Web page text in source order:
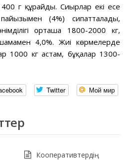
1400 г құрайды. Сиырлар екі есе
пайызымен (4%) сипатталады,
орташа 1800-2000 кг,
4,0%. Жиі көрмелерде
1000 кг астам, бұқалар 1300-
Twitter Мой мир
Кооперативтердің